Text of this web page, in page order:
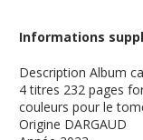
Informations
Description Album
4 titres 232 pages
couleurs pour le
Origine DARGAUD